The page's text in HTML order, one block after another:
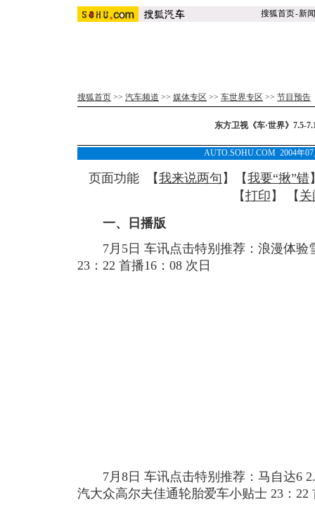
搜狐首页-新闻
搜狐首页 >> 汽车频道 >> 媒体专区 >> 车世界专区 >> 节目预告
东方卫视《车·世界》7.5-
AUTO.SOHU.COM 2004年
页面功能 【我来说两句 】【我要“揪”错
【打印 】 【 关
一、日播版
7月5日 车讯点击特别推荐：浪漫体验
23：22 首播16：08 次日
7月8日 车讯点击特别推荐：马自达6
汽大众高尔夫佳通轮胎爱车小贴士 23：22